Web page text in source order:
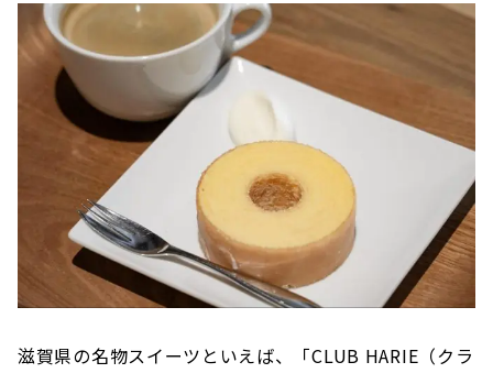
滋賀県の名物スイーツといえば、「CLUB HARIE（クラ